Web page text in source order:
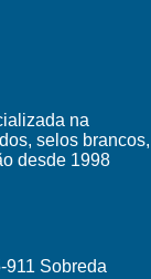
na
selos brancos,
desde 1998
911 Sobreda